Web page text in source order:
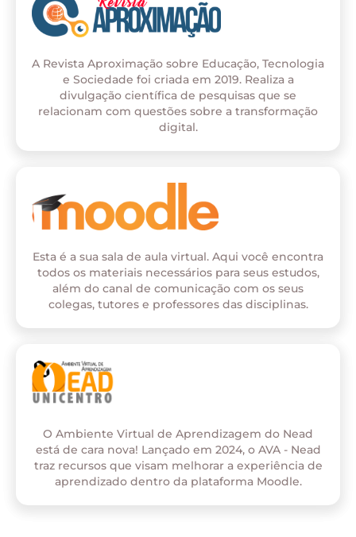
A Revista Aproximação sobre Educação, Tecnologia
e Sociedade foi criada em 2019. Realiza a
divulgação científica de pesquisas que se
relacionam com questões sobre a transformação
digital.
Esta é a sua sala de aula virtual. Aqui você encontra
todos os materiais necessários para seus estudos,
além do canal de comunicação com os seus
colegas, tutores e professores das disciplinas.
O Ambiente Virtual de Aprendizagem do Nead
está de cara nova! Lançado em 2024, o AVA - Nead
traz recursos que visam melhorar a experiência de
aprendizado dentro da plataforma Moodle.